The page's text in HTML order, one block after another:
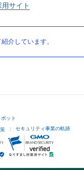
用サイト
介しています。
ット
セキュリティ事業の軌跡